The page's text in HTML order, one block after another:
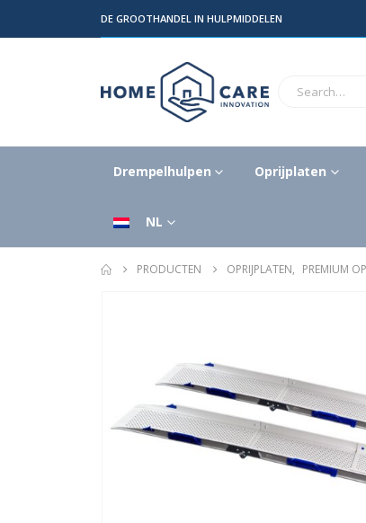
DE GROOTHANDEL IN HULPMIDDELEN
Drempelhulpen Oprijplaten
NL
PRODUCTEN OPRIJPLATEN, PREMIUM